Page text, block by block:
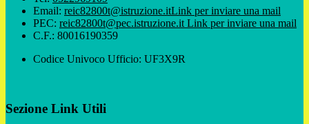
Email: reic82800t@istruzione.itLink per inviare una mail
PEC: reic82800t@pec.istruzione.it Link per inviare una mail
C.F.: 80016190359
Codice Univoco Ufficio: UF3X9R
Sezione Link Utili